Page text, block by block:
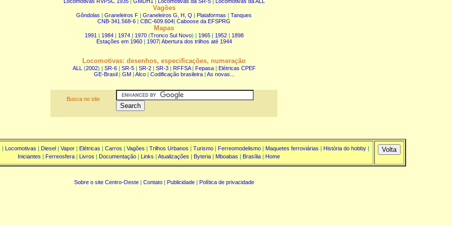
Vagões
Gôndolas Graneleiros F Graneleiros G, H, Q Plataformas
Tanques
CNB-341.568-6
CBC-609.604 Caboose da EFSPRG
Mapas
1991 1984| 1974| 1970(Tronco Sul Novo) | 1965| 1952|
1898
Estações em 1960| 1907| Abertura dos trilhos até 1944
Locomotivas: desenhos, especificações, numeração
ALL (2002) | SR-6| SR-5| SR-2| SR-3| RFFSA| Fepasa| Elétricas CPEF
GE-Brasil| GM| Alco| Codificação brasileira| As novas...
Busca no site
| Locomotivas | Diesel | Vapor | Elétricas | Carros | Vagões | Trilhos Urbanos | Turismo | Ferreomodelismo | Maquetes ferroviárias | História do hobby |
Iniciantes | Ferreosfera| Livros | Documentação| Links | Atualizações | Byteria| Mboabas | Brasília| Home
Sobre o site Centro-Oeste| Contato| Publicidade| Política de privacidade